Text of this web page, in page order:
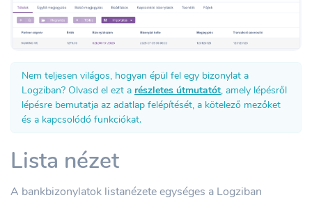
Nem teljesen világos, hogyan épül fel egy bizonylat a
Logziban? Olvasd el ezt a részletes útmutatót, amely lépésről
lépésre bemutatja az adatlap felépítését, a kötelező mezőket
és a kapcsolódó funkciókat.
Lista nézet
A bankbizonylatok listanézete egységes a Logziban